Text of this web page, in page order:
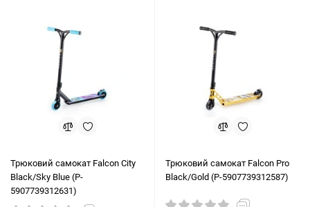
Трюковий самокат Falcon City
Black/Sky Blue (P-
5907739312631)
Трюковий самокат Falcon Pro
Black/Gold (P-5907739312587)